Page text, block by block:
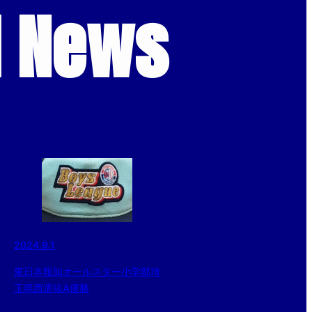
2024.9.1
東日本報知オールスター小学部埼
玉県西選抜A優勝